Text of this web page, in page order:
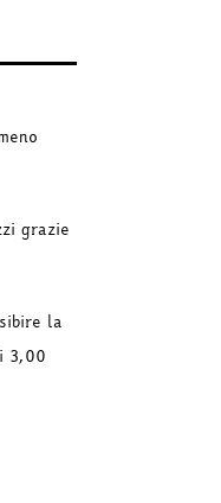
grazie
la
3,00